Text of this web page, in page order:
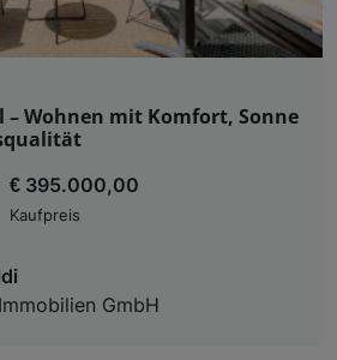
– Wohnen mit Komfort, Sonne
€ 395.000,00
Kaufpreis
GmbH